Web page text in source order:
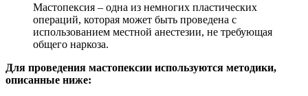
Мастопексия – одна из немногих пластических
операций, которая может быть проведена с
использованием местной анестезии, не требующая
общего наркоза.
Для проведения мастопексии используются методики,
описанные ниже: